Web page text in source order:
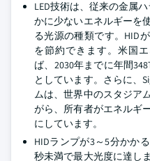
LED技術は、従来の金属
かに少ないエネルギーを
る光源の種類です。HID
を節約できます。米国
ば、2030年までに年間
としています。さらに、
ムは、世界中のスタジア
がら、所有者がエネルギ
にしています。
HIDランプが3～5分かか
秒未満で最大光度に達し